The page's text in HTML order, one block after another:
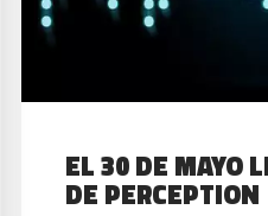
EL 30 DE MAYO
DE PERCEPTION